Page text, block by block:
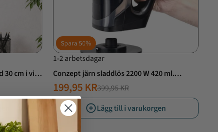
30 cm i vit -
Spara 50%
1-2 arbetsdagar
Conzept järn sladdlös 2200 W 420 ml.
keramisk stryksulan
NORMALT
PRIS
399,95 KR
ERBJUDANDE
PRIS
199,95 KR
Lägg till i varukorgen